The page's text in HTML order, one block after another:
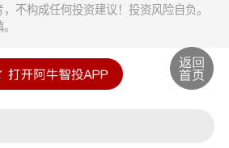
不构成任何投资建议！投资风险自负。